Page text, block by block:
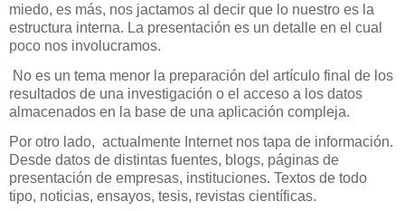
miedo, es más, nos jactamos al decir que lo nuestro es la
estructura interna. La presentación es un detalle en el cual
poco nos involucramos.
No es un tema menor la preparación del artículo final de los
resultados de una investigación o el acceso a los datos
almacenados en la base de una aplicación compleja.
Por otro lado, actualmente Internet nos tapa de información.
Desde datos de distintas fuentes, blogs, páginas de
presentación de empresas, instituciones. Textos de todo
tipo, noticias, ensayos, tesis, revistas científicas.